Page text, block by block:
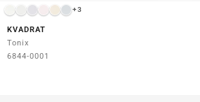
+3
KVADRAT
Tonix
6844-0001